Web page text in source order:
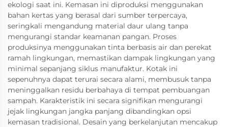
ekologi saat ini. Kemasan ini diproduksi menggunakan
bahan kertas yang berasal dari sumber terpercaya,
seringkali mengandung material daur ulang tanpa
mengurangi standar keamanan pangan. Proses
produksinya menggunakan tinta berbasis air dan perekat
ramah lingkungan, memastikan dampak lingkungan yang
minimal sepanjang siklus manufaktur. Kotak ini
sepenuhnya dapat terurai secara alami, membusuk tanpa
meninggalkan residu berbahaya di tempat pembuangan
sampah. Karakteristik ini secara signifikan mengurangi
jejak lingkungan jangka panjang dibandingkan opsi
kemasan tradisional. Desain yang berkelanjutan mencakup